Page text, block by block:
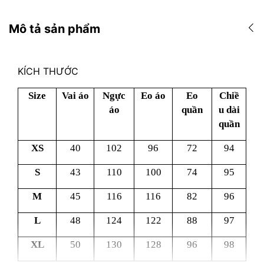
Mô tả sản phẩm
KÍCH THƯỚC
Size Vai áo
Ngực
áo
Eo áo
Eo
quần
Chiề
u dài
quần
XS 40 102 96 72 94
S 43 110 100 74 95
M 45 116 116 82 96
L 48 124 122 88 97
XL 50 130 128 96 98